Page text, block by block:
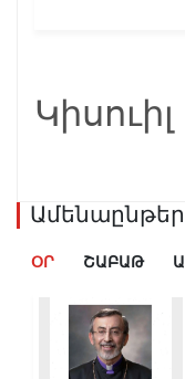
Կիսուիլ
ՕՐ ՇԱԲԱԹ